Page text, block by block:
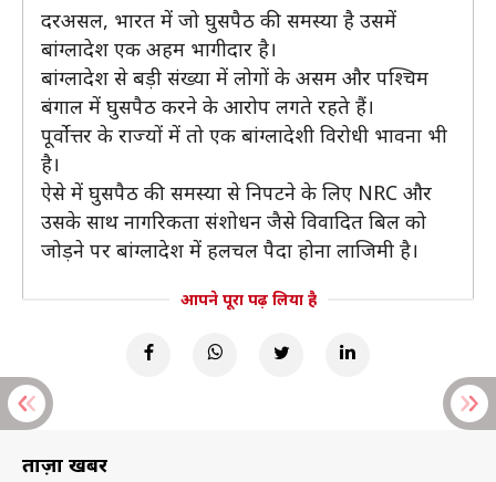
दरअसल, भारत में जो घुसपैठ की समस्या है उसमें
बांग्लादेश एक अहम भागीदार है।
बांग्लादेश से बड़ी संख्या में लोगों के असम और पश्चिम
बंगाल में घुसपैठ करने के आरोप लगते रहते हैं।
पूर्वोत्तर के राज्यों में तो एक बांग्लादेशी विरोधी भावना भी
है।
ऐसे में घुसपैठ की समस्या से निपटने के लिए NRC और
उसके साथ नागरिकता संशोधन जैसे विवादित बिल को
जोड़ने पर बांग्लादेश में हलचल पैदा होना लाजिमी है।
आपने पूरा पढ़ लिया है
ताज़ा खबरें